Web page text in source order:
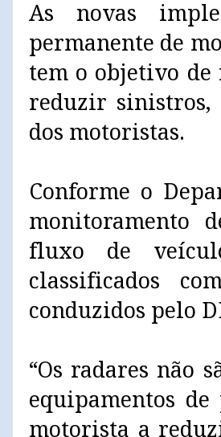
As novas
permanente de
tem o objetivo de
reduzir sinistros,
dos motoristas.
Conforme o
monitoramento
fluxo de
classificados
conduzidos pelo
“Os radares não
equipamentos
motorista a